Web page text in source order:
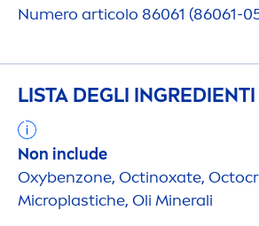
Numero articolo 86061 (86061-
LISTA DEGLI INGREDIENTI
Non include
Oxybenzone, Octinoxate,
Microplastiche, Oli Minerali